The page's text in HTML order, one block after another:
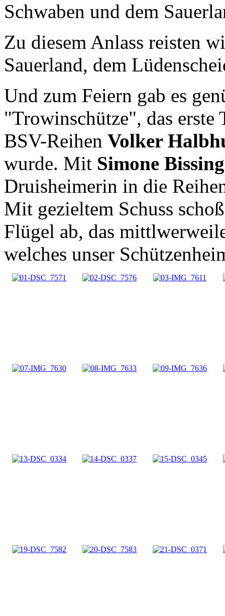
Schwaben und dem
Zu diesem Anlass reisten
Sauerland, dem
Und zum Feiern gab es
"Trowinschütze", das
BSV-Reihen Volker
wurde. Mit Simone
Druisheimerin in die
Mit gezieltem Schuss
Flügel ab, das
welches unser